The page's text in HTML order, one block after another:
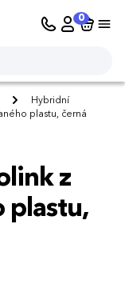
0
Hybridní
plastu, černá
z
plastu,